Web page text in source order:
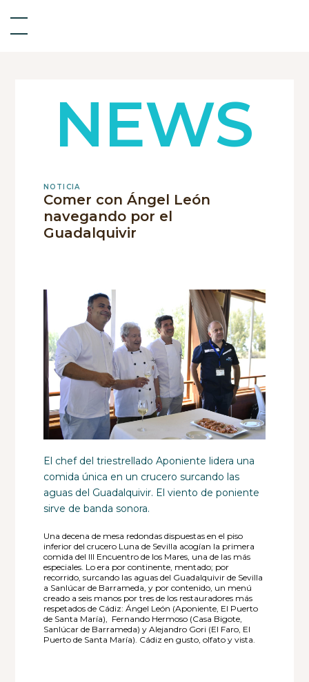
NEWS
NOTICIA
Comer con Ángel León
navegando por el
Guadalquivir
El chef del triestrellado Aponiente lidera una
comida única en un crucero surcando las
aguas del Guadalquivir. El viento de poniente
sirve de banda sonora.
Una decena de mesa redondas dispuestas en el piso
inferior del crucero Luna de Sevilla acogían la primera
comida del III Encuentro de los Mares, una de las más
especiales. Lo era por continente, mentado; por
recorrido, surcando las aguas del Guadalquivir de Sevilla
a Sanlúcar de Barrameda, y por contenido, un menú
creado a seis manos por tres de los restauradores más
respetados de Cádiz: Ángel León (Aponiente, El Puerto
de Santa María), Fernando Hermoso (Casa Bigote,
Sanlúcar de Barrameda) y Alejandro Gori (El Faro, El
Puerto de Santa María). Cádiz en gusto, olfato y vista.